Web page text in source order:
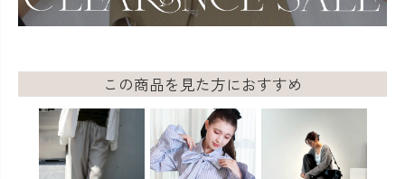
この商品を見た方におすすめ